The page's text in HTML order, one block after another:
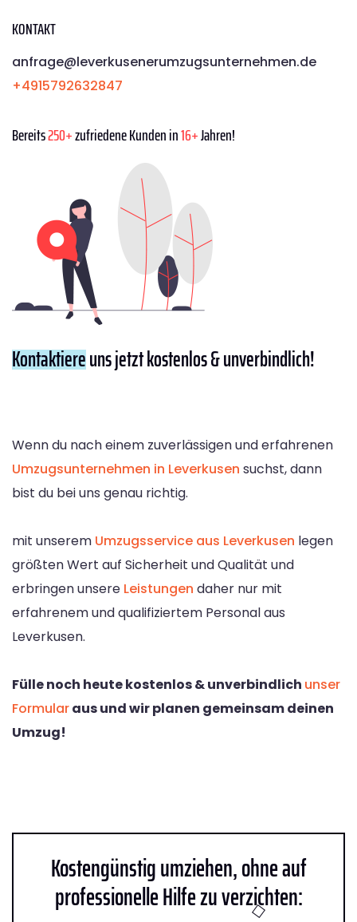
KONTAKT
anfrage@leverkusenerumzugsunternehmen.de
+4915792632847
Bereits250+zufriedene Kunden in16+Jahren!
Kontaktiereuns jetzt kostenlos & unverbindlich!
Wenn du nach einem zuverlässigen und erfahrenen
Umzugsunternehmen in Leverkusen suchst, dann
bist du bei uns genau richtig.
mit unserem Umzugsservice aus Leverkusen legen
größten Wert auf Sicherheit und Qualität und
erbringen unsere Leistungen daher nur mit
erfahrenem und qualifiziertem Personal aus
Leverkusen.
Fülle noch heute kostenlos & unverbindlich unser
Formularaus und wir planen gemeinsam deinen
Umzug!
Kostengünstig umziehen, ohne auf
professionelle Hilfe zu verzichten: